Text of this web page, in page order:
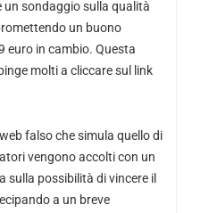
un sondaggio sulla qualità
un buono
euro in cambio. Questa
molti a cliccare sul link
falso che simula quello di
vengono accolti con un
sulla possibilità di vincere il
a un breve